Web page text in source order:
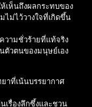
เห็นถึงผลกระทบของ
ม่ไว้วางใจที่เกิดขึ้น
วามชั่วร้ายที่แท้จริง
ตัวตนของมนุษย์เอง
าที่เน้นบรรยากาศ
รื่องลึกซึ้งและชวน